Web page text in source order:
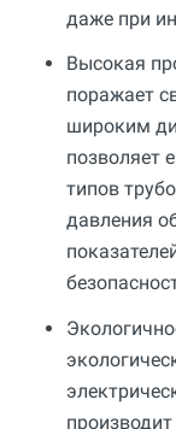
даже при
Высокая
поражает
широким
позволяет
типов
давления